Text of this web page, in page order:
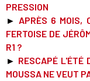
PRESSION
► APRÈS 6 MOIS,
FERTOISE DE
R1 ?
► RESCAPÉ L'ÉTÉ
MOUSSA NE VEUT